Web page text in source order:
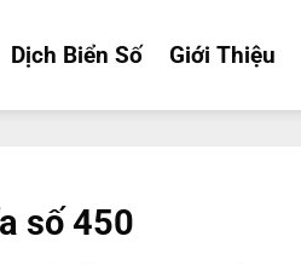
Dịch Biển Số Giới Thiệu
số 450